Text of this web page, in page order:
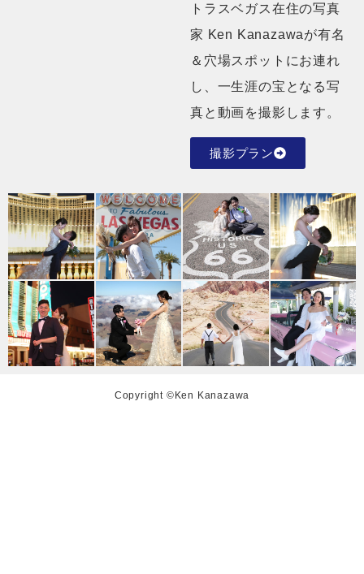
トラスベガス在住の写真
家 Ken Kanazawaが有名
＆穴場スポットにお連れ
し、一生涯の宝となる写
真と動画を撮影します。
撮影プラン
Copyright ©Ken Kanazawa